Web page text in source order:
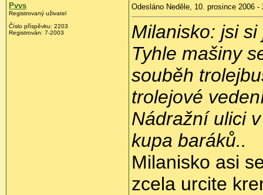
Pvvs
Registrovaný uživatel
Číslo příspěvku: 2203
Registrován: 7-2003
Odesláno Neděle, 10. prosince 2006 -
Milanisko: jsi
Tyhle mašiny
souběh
trolejové
Nádražní ulici
kupa baráků..
Milanisko asi
zcela urcite